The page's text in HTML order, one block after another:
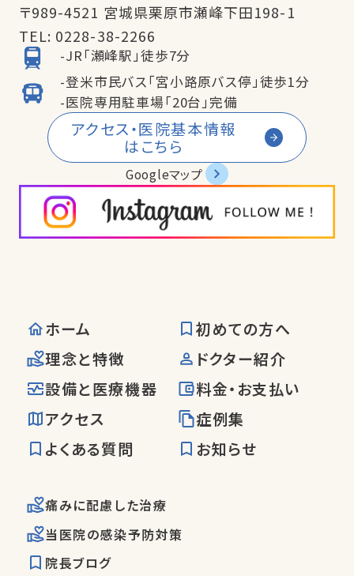
〒989-4521 宮城県栗原市瀬峰下田198-1
TEL: 0228-38-2266
-JR「瀬峰駅」徒歩7分
-登米市民バス「宮小路原バス停」徒歩1分
-医院専用駐車場「20台」完備
アクセス・医院基本情報
はこちら
Googleマップ
ホーム
初めての方へ
理念と特徴
ドクター紹介
設備と医療機器
料金・お支払い
アクセス
症例集
よくある質問
お知らせ
痛みに配慮した治療
当医院の感染予防対策
院長ブログ